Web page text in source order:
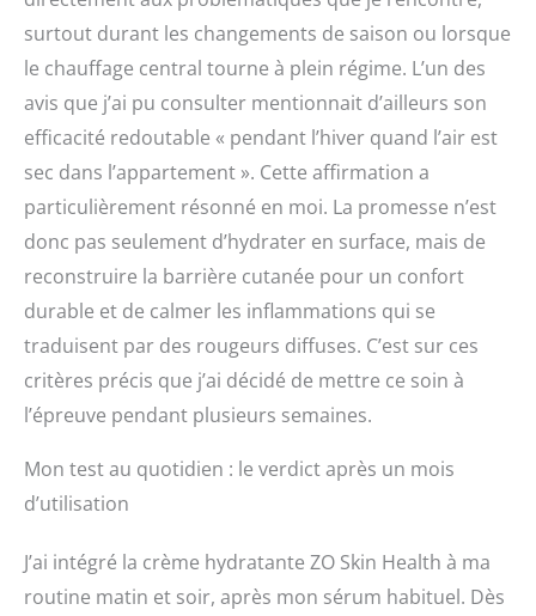
surtout durant les changements de saison ou lorsque
le chauffage central tourne à plein régime. L’un des
avis que j’ai pu consulter mentionnait d’ailleurs son
efficacité redoutable « pendant l’hiver quand l’air est
sec dans l’appartement ». Cette affirmation a
particulièrement résonné en moi. La promesse n’est
donc pas seulement d’hydrater en surface, mais de
reconstruire la barrière cutanée pour un confort
durable et de calmer les inflammations qui se
traduisent par des rougeurs diffuses. C’est sur ces
critères précis que j’ai décidé de mettre ce soin à
l’épreuve pendant plusieurs semaines.
Mon test au quotidien : le verdict après un mois
d’utilisation
J’ai intégré la crème hydratante ZO Skin Health à ma
routine matin et soir, après mon sérum habituel. Dès